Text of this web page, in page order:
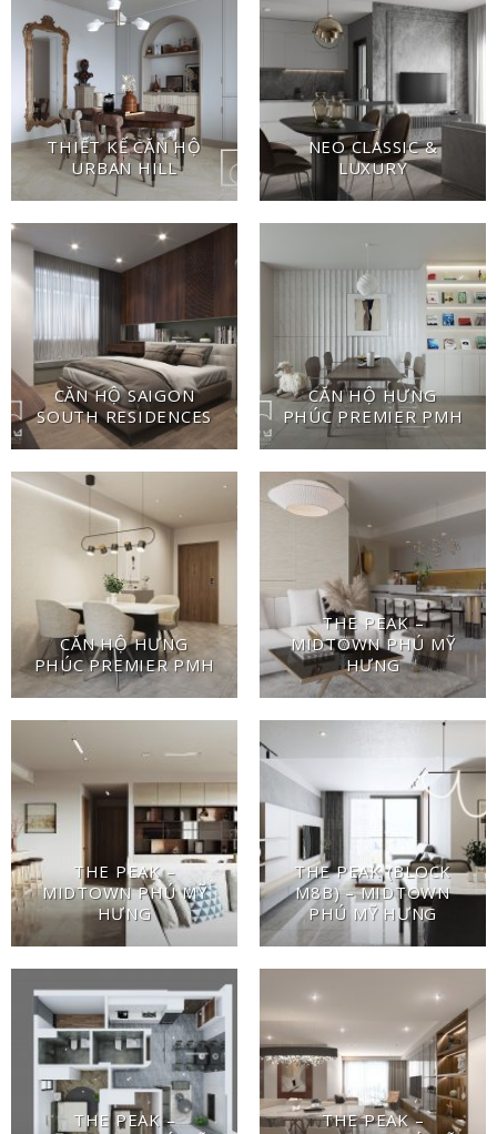
THIẾT KẾ CĂN HỘ
URBAN HILL
NEO CLASSIC &
LUXURY
CĂN HỘ SAIGON
SOUTH RESIDENCES
CĂN HỘ HƯNG
PHÚC PREMIER PMH
CĂN HỘ HƯNG
PHÚC PREMIER PMH
THE PEAK –
MIDTOWN PHÚ MỸ
HƯNG
THE PEAK –
MIDTOWN PHÚ MỸ
HƯNG
THE PEAK (BLOCK
M8B) – MIDTOWN
PHÚ MỸ HƯNG
THE PEAK –
THE PEAK –